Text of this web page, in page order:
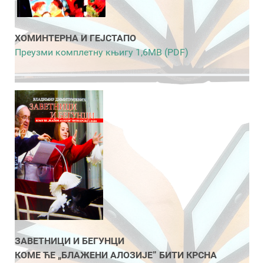
ХОМИНТЕРНА И ГЕЈСТАПО
Преузми комплетну књигу 1,6MB (PDF)
ЗАВЕТНИЦИ И БЕГУНЦИ
КОМЕ ЋЕ „БЛАЖЕНИ АЛОЗИЈЕ” БИТИ КРСНА